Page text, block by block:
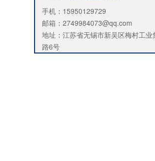
手机：15950129729
邮箱：2749984073@qq.com
地址：江苏省无锡市新吴区梅村工业
路6号